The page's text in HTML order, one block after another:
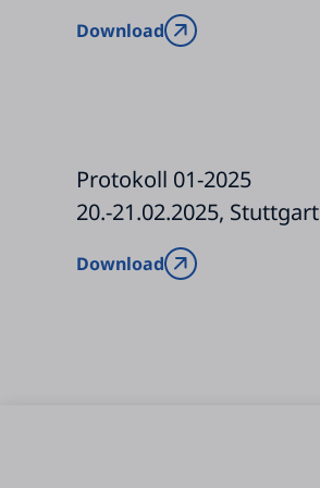
Download
Protokoll 01-2025
20.-21.02.2025, Stuttgart
Download